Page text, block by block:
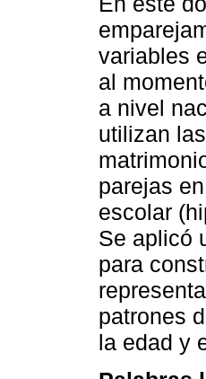
variables
al
a nivel
utilizan
parejas
escolar
Se aplicó
para
patrones
la edad y